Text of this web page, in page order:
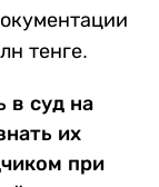
тенге.
в суд на
их
при